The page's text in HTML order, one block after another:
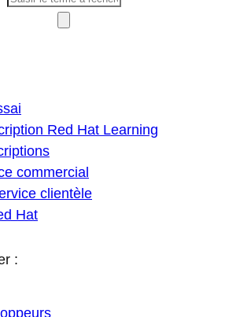
Red Hat Learning
commercial
clientèle
Hat
: